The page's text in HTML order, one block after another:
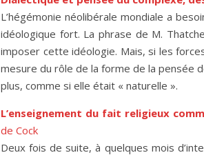
L’hégémonie néolibérale mondiale a
idéologique fort. La phrase de M.
imposer cette idéologie. Mais, si les
mesure du rôle de la forme de la pensée
plus, comme si elle était « naturelle ».
L’enseignement du fait religieux
de Cock
Deux fois de suite, à quelques mois